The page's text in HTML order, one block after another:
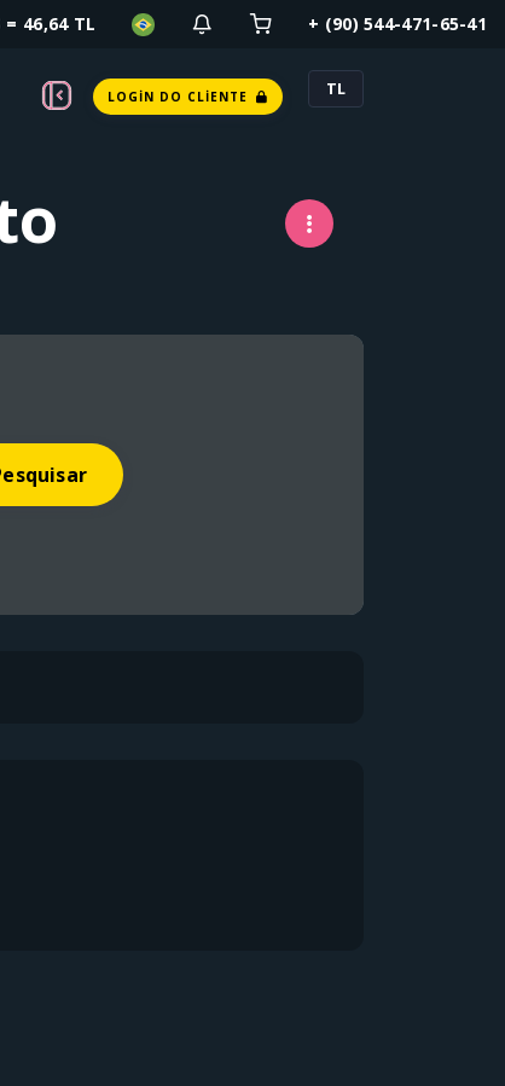
= 46,64 TL + (90) 544-471-65-41
LOGIN DO CLIENTE TL